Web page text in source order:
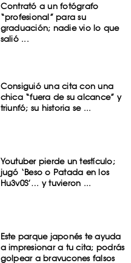
Contrató a un fotógrafo
“profesional” para su
graduación; nadie vio lo que
salió ...
Consiguió una cita con una
chica “fuera de su alcance” y
triunfó; su historia se ...
Youtuber pierde un testículo;
jugó ‘Beso o Patada en los
Hu3v0S’… y tuvieron ...
Este parque japonés te ayuda
a impresionar a tu cita; podrás
golpear a bravucones falsos